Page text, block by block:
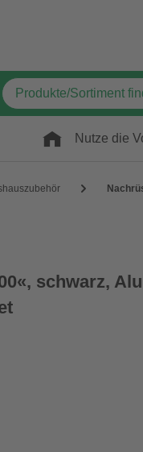
Nutze die
schwarz,